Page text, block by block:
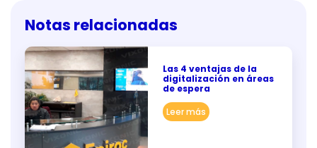
Notas relacionadas
Las 4 ventajas de la
digitalización en áreas
de espera
Leer más